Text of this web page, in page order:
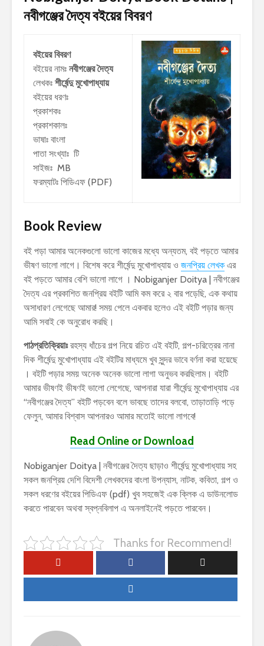
নবীগঞ্জের দৈত্যবইয়ের বিবরণ
বইয়ের বিবরণ
বইয়ের নামঃ নবীগঞ্জের দৈত্য
লেখকঃ শীর্ষেন্দু মুখোপাধ্যায়
বইয়ের ধরণঃ
প্রকাশকঃ
প্রকাশকালঃ
ভাষাঃ বাংলা
পাতা সংখ্যাঃ টি
সাইজঃ MB
ফরম্যাটঃ পিডিএফ (PDF)
Book Review
বই পড়া আমার অনেকগুলো ভালো কাজের মধ্যে অন্যতম, বই পড়তে আমার
ভীষণ ভালো লাগে। বিশেষ করে শীর্ষেন্দু মুখোপাধ্যায় ও জনপ্রিয় লেখক এর
বই পড়তে আমার বেশি ভালো লাগে । Nobiganjer Doitya | নবীগঞ্জের
দৈত্য এর প্রকাশিত জনপ্রিয় বইটি আমি কম করে ২ বার পড়েছি, এক কথায়
অসাধারণ লেগেছে আমার! সময় পেলে একবার হলেও এই বইটি পড়ার জন্য
আমি সবাই কে অনুরোধ করছি।
পাঠপ্রতিক্রিয়াঃরহস্য ধাঁচের গল্প নিয়ে রচিত এই বইটি, গল্প-চরিত্রের নানা
দিক শীর্ষেন্দু মুখোপাধ্যায় এই বইটির মাধ্যমে খুব সুন্দর ভাবে বর্ণনা করা হয়েছে
। বইটি পড়ার সময় অনেক অনেক ভালো লাগা অনুভব করছিলাম। বইটি
আমার ভীষণই ভীষণই ভালো লেগেছে, আপনারা যারা শীর্ষেন্দু মুখোপাধ্যায় এর
“নবীগঞ্জের দৈত্য” বইটি পড়বেন বলে ভাবছে তাদের বলবো, তাড়াতাড়ি পড়ে
ফেলুন, আমার বিশ্বাস আপনারও আমার মতোই ভালো লাগবে!
Read Online or Download
Nobiganjer Doitya | নবীগঞ্জের দৈত্য ছাড়াও শীর্ষেন্দু মুখোপাধ্যায় সহ
সকল জনপ্রিয় দেশি বিদেশী লেখকদের বাংলা উপন্যাস, নাটক, কবিতা, গল্প ও
সকল ধরণের বইয়ের পিডিএফ (pdf) খুব সহজেই এক ক্লিক এ ডাউনলোড
করতে পারবেন অথবা স্বপ্নবিলাপ এ অনলাইনেই পড়তে পারবেন।
Thanks for Recommend!